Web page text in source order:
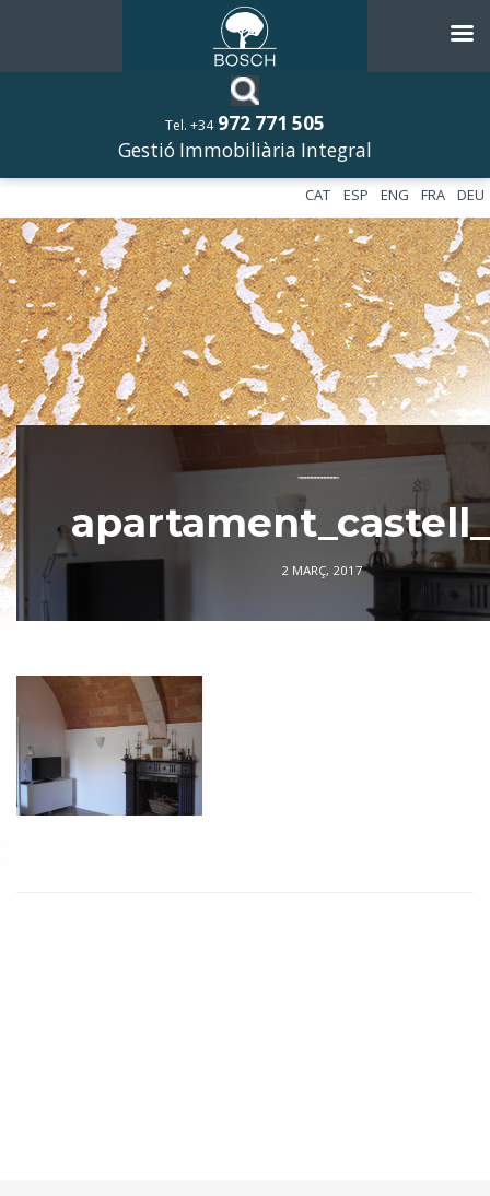
Tel. +34 972 771 505
Gestió Immobiliària Integral
DEU
FRA
ENG
ESP
CAT
––––––––––––
2 MARÇ, 2017